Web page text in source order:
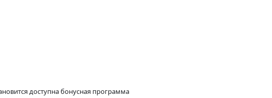
доступна бонусная программа